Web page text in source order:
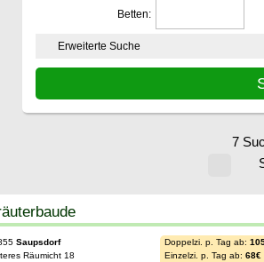
Betten:
Erweiterte Suche
7
Saupsdorf
Räumicht 18
Doppelzi. p. Tag ab:
Einzelzi. p. Tag ab: 68€